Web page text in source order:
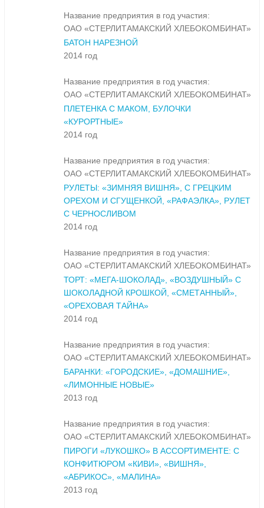
Название предприятия в год участия:
ОАО «СТЕРЛИТАМАКСКИЙ ХЛЕБОКОМБИНАТ»
БАТОН НАРЕЗНОЙ
2014 год
Название предприятия в год участия:
ОАО «СТЕРЛИТАМАКСКИЙ ХЛЕБОКОМБИНАТ»
ПЛЕТЕНКА С МАКОМ, БУЛОЧКИ
«КУРОРТНЫЕ»
2014 год
Название предприятия в год участия:
ОАО «СТЕРЛИТАМАКСКИЙ ХЛЕБОКОМБИНАТ»
РУЛЕТЫ: «ЗИМНЯЯ ВИШНЯ», С ГРЕЦКИМ
ОРЕХОМ И СГУЩЕНКОЙ, «РАФАЭЛКА», РУЛЕТ
С ЧЕРНОСЛИВОМ
2014 год
Название предприятия в год участия:
ОАО «СТЕРЛИТАМАКСКИЙ ХЛЕБОКОМБИНАТ»
ТОРТ: «МЕГА-ШОКОЛАД», «ВОЗДУШНЫЙ» С
ШОКОЛАДНОЙ КРОШКОЙ, «СМЕТАННЫЙ»,
«ОРЕХОВАЯ ТАЙНА»
2014 год
Название предприятия в год участия:
ОАО «СТЕРЛИТАМАКСКИЙ ХЛЕБОКОМБИНАТ»
БАРАНКИ: «ГОРОДСКИЕ», «ДОМАШНИЕ»,
«ЛИМОННЫЕ НОВЫЕ»
2013 год
Название предприятия в год участия:
ОАО «СТЕРЛИТАМАКСКИЙ ХЛЕБОКОМБИНАТ»
ПИРОГИ «ЛУКОШКО» В АССОРТИМЕНТЕ: С
КОНФИТЮРОМ «КИВИ», «ВИШНЯ»,
«АБРИКОС», «МАЛИНА»
2013 год